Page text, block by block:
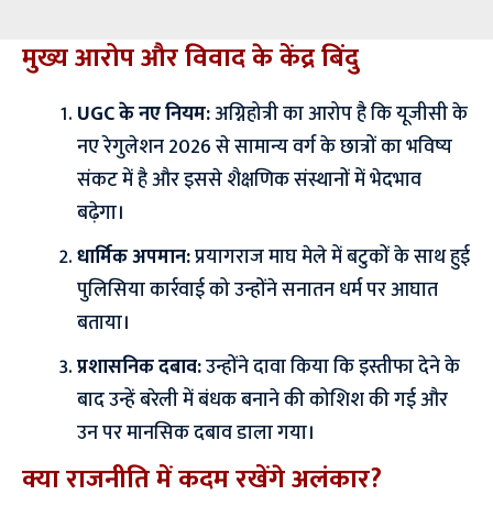
मुख्य आरोप और विवाद के केंद्र बिंदु
UGC के नए नियम:अग्निहोत्री का आरोप है कि यूजीसी के
नए रेगुलेशन 2026 से सामान्य वर्ग के छात्रों का भविष्य
संकट में है और इससे शैक्षणिक संस्थानों में भेदभाव
बढ़ेगा।
धार्मिक अपमान:प्रयागराज माघ मेले में बटुकों के साथ हुई
पुलिसिया कार्रवाई को उन्होंने सनातन धर्म पर आघात
बताया।
प्रशासनिक दबाव:उन्होंने दावा किया कि इस्तीफा देने के
बाद उन्हें बरेली में बंधक बनाने की कोशिश की गई और
उन पर मानसिक दबाव डाला गया।
क्या राजनीति में कदम रखेंगे अलंकार?